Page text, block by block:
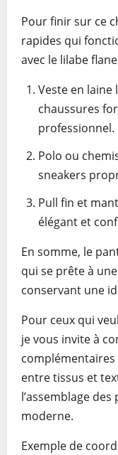
Pour finir sur ce
rapides qui
avec le lilabe
Veste en laine
chaussures
professionnel.
Polo ou
sneakers
Pull fin et
élégant et
En somme, le
qui se prête à
conservant une
Pour ceux qui
je vous invite à
entre tissus et
l’assemblage
moderne.
Exemple de